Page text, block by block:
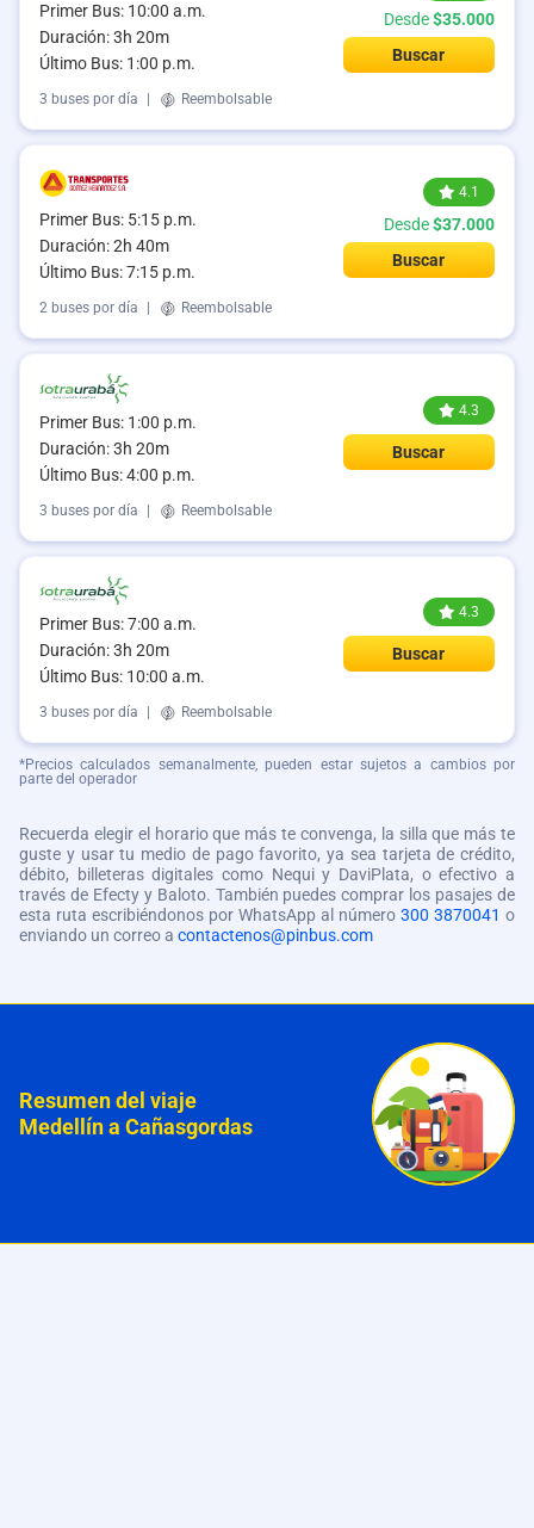
Primer Bus: 10:00 a.m.
Duración: 3h 20m
Último Bus: 1:00 p.m.
Desde$35.000
Buscar
3 buses por día Reembolsable
Primer Bus: 5:15 p.m.
Duración: 2h 40m
Último Bus: 7:15 p.m.
4.1
Desde$37.000
Buscar
2 buses por día Reembolsable
Primer Bus: 1:00 p.m.
Duración: 3h 20m
Último Bus: 4:00 p.m.
4.3
Buscar
3 buses por día | Reembolsable
Primer Bus: 7:00 a.m.
Duración: 3h 20m
Último Bus: 10:00 a.m.
4.3
Buscar
3 buses por día Reembolsable
*Precios calculados semanalmente, pueden estar sujetos a cambios por
parte del operador
Recuerda elegir el horario que más te convenga, la silla que más te
guste y usar tu medio de pago favorito, ya sea tarjeta de crédito,
débito, billeteras digitales como Nequi y DaviPlata, o efectivo a
través de Efecty y Baloto. También puedes comprar los pasajes de
esta ruta escribiéndonos por WhatsApp al número 300 3870041 o
enviando un correo a contactenos@pinbus.com
Resumen del viaje
Medellín a Cañasgordas